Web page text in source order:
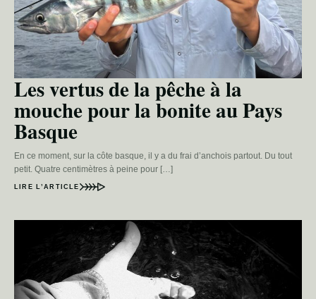
Les vertus de la pêche à la
mouche pour la bonite au Pays
Basque
En ce moment, sur la côte basque, il y a du frai d’anchois partout. Du tout
petit. Quatre centimètres à peine pour […]
LIRE L’ARTICLE